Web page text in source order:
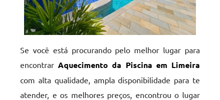
Se você está procurando pelo melhor lugar para
encontrarAquecimento da Piscina em Limeira
com alta qualidade, ampla disponibilidade para te
atender, e os melhores preços, encontrou o lugar